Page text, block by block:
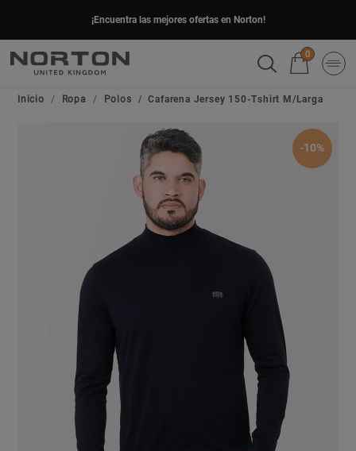
¡Encuentra las mejores ofertas en Norton!
0
Inicio Ropa Polos Cafarena Jersey 150-Tshirt M/Larga
-10%